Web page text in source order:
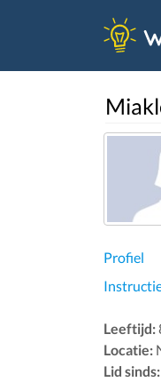
Profiel
Leeftijd:
Locatie:
Lid sinds: